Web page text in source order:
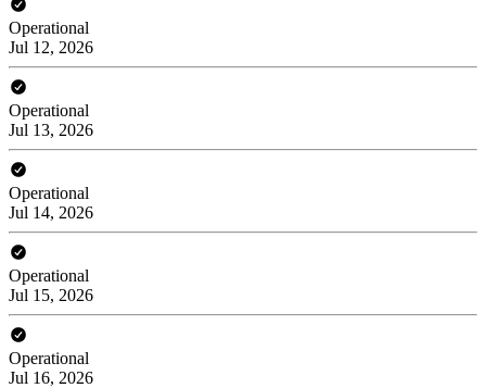
Operational
Jul 12, 2026
Operational
Jul 13, 2026
Operational
Jul 14, 2026
Operational
Jul 15, 2026
Operational
Jul 16, 2026